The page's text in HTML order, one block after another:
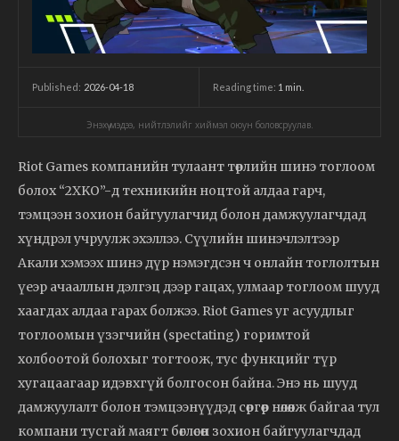
Published: 2026-04-18 Reading time: 1 min.
Энэхүү мэдээ, нийтлэлийг хиймэл оюун боловсруулав.
Riot Games компанийн тулаант төрлийн шинэ тоглоом
болох “2XKO”-д техникийн ноцтой алдаа гарч,
тэмцээн зохион байгуулагчид болон дамжуулагчдад
хүндрэл учруулж эхэллээ. Сүүлийн шинэчлэлтээр
Акали хэмээх шинэ дүр нэмэгдсэн ч онлайн тоглолтын
үеэр ачааллын дэлгэц дээр гацах, улмаар тоглоом шууд
хаагдах алдаа гарах болжээ. Riot Games уг асуудлыг
тоглоомын үзэгчийн (spectating) горимтой
холбоотой болохыг тогтоож, тус функцийг түр
хугацаагаар идэвхгүй болгосон байна. Энэ нь шууд
дамжуулалт болон тэмцээнүүдэд сөргөөр нөлөөлж байгаа тул
компани тусгай маягт бөглөсөн зохион байгуулагчдад